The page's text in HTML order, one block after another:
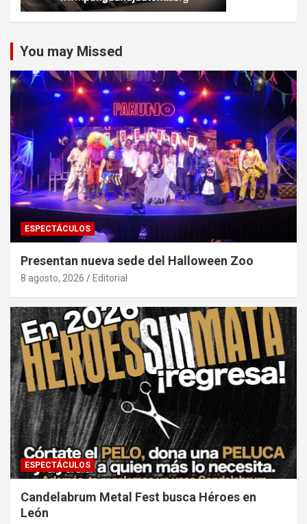
You may Missed
ESPECTÁCULOS
Presentan nueva sede del Halloween Zoo
8 agosto, 2026 Editorial
ESPECTÁCULOS
Candelabrum Metal Fest busca Héroes en
León